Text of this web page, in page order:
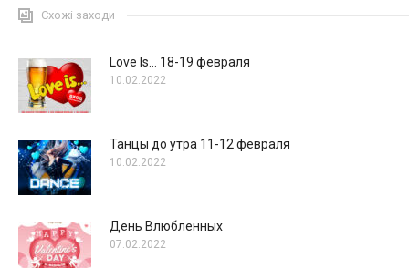
Схожі заходи
Love Is… 18-19 февраля
10.02.2022
Танцы до утра 11-12 февраля
10.02.2022
День Влюбленных
07.02.2022